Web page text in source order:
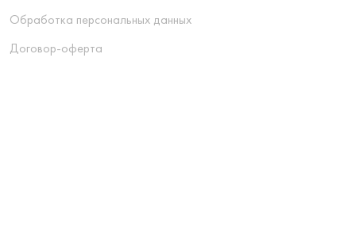
Обработка персональных данных
Договор-оферта